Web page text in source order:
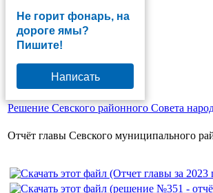
Не горит фонарь, на
дороге ямы?
Пишите!
Написать
Решение Севского районного Совета
Отчёт главы Севского муниципального